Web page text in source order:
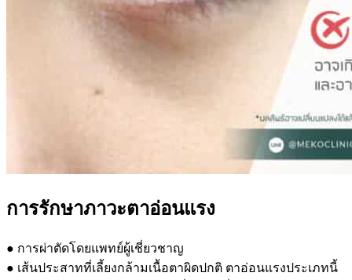
การรักษาภาวะตาอ่อนแรง
● การผ่าตัดโดยแพทย์ผู้เชี่ยวชาญ
● เส้นประสาทที่เลี้ยงกล้ามเนื้อตาผิดปกติ ตาอ่อนแรงประเภทนี้